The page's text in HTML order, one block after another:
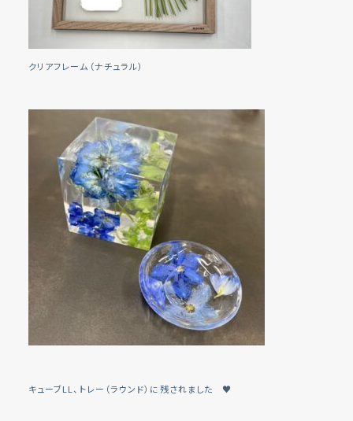
クリアフレーム（ナチュラル）
キューブLL、トレー（ラウンド）に残されました ♥